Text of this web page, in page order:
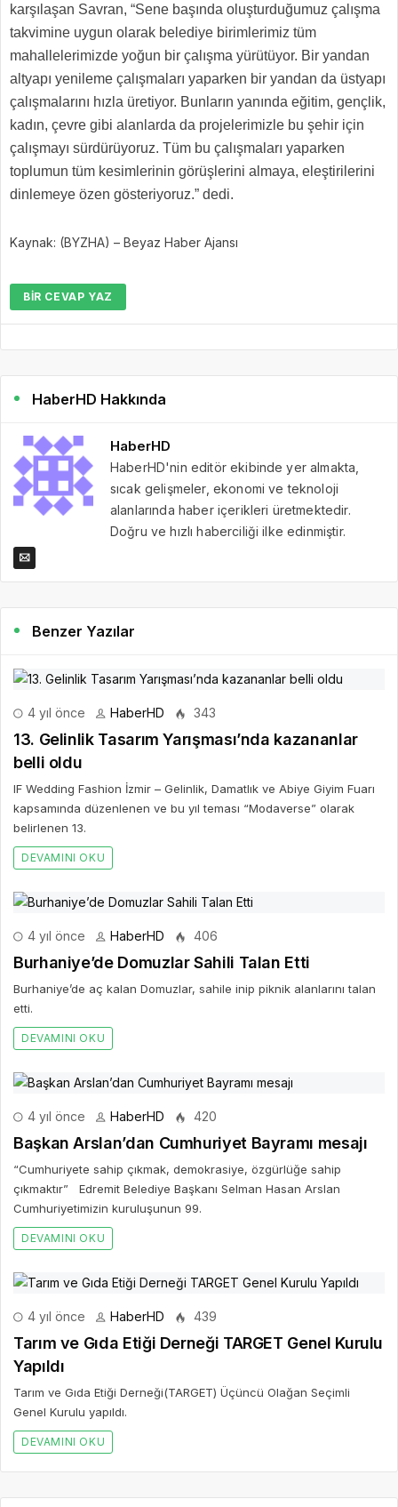
karşılaşan Savran, “Sene başında oluşturduğumuz çalışma
takvimine uygun olarak belediye birimlerimiz tüm
mahallelerimizde yoğun bir çalışma yürütüyor. Bir yandan
altyapı yenileme çalışmaları yaparken bir yandan da üstyapı
çalışmalarını hızla üretiyor. Bunların yanında eğitim, gençlik,
kadın, çevre gibi alanlarda da projelerimizle bu şehir için
çalışmayı sürdürüyoruz. Tüm bu çalışmaları yaparken
toplumun tüm kesimlerinin görüşlerini almaya, eleştirilerini
dinlemeye özen gösteriyoruz.” dedi.
Kaynak: (BYZHA) – Beyaz Haber Ajansı
BIR CEVAP YAZ
HaberHD Hakkında
HaberHD
HaberHD'nin editör ekibinde yer almakta,
sıcak gelişmeler, ekonomi ve teknoloji
alanlarında haber içerikleri üretmektedir.
Doğru ve hızlı haberciliği ilke edinmiştir.
Benzer Yazılar
4 yıl önce HaberHD 343
13. Gelinlik Tasarım Yarışması’nda kazananlar
belli oldu
IF Wedding Fashion İzmir – Gelinlik, Damatlık ve Abiye Giyim Fuarı
kapsamında düzenlenen ve bu yıl teması “Modaverse” olarak
belirlenen 13.
DEVAMINI OKU
4 yıl önce HaberHD 406
Burhaniye’de Domuzlar Sahili Talan Etti
Burhaniye’de aç kalan Domuzlar, sahile inip piknik alanlarını talan
etti.
DEVAMINI OKU
4 yıl önce HaberHD 420
Başkan Arslan’dan Cumhuriyet Bayramı mesajı
“Cumhuriyete sahip çıkmak, demokrasiye, özgürlüğe sahip
çıkmaktır” Edremit Belediye Başkanı Selman Hasan Arslan
Cumhuriyetimizin kuruluşunun 99.
DEVAMINI OKU
4 yıl önce HaberHD 439
Tarım ve Gıda Etiği Derneği TARGET Genel Kurulu
Yapıldı
Tarım ve Gıda Etiği Derneği(TARGET) Üçüncü Olağan Seçimli
Genel Kurulu yapıldı.
DEVAMINI OKU